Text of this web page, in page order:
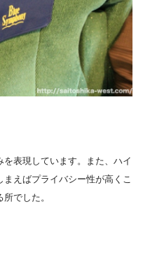
表現しています。また、ハイ
えばプライバシー性が高くこ
でした。